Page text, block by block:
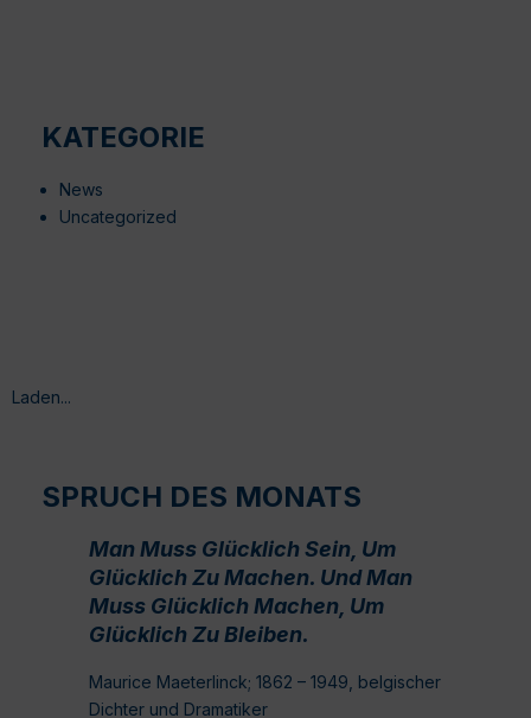
KATEGORIE
News
Uncategorized
Laden...
SPRUCH DES MONATS
Man Muss Glücklich Sein, Um
Glücklich Zu Machen. Und Man
Muss Glücklich Machen, Um
Glücklich Zu Bleiben.
Maurice Maeterlinck; 1862 – 1949, belgischer
Dichter und Dramatiker